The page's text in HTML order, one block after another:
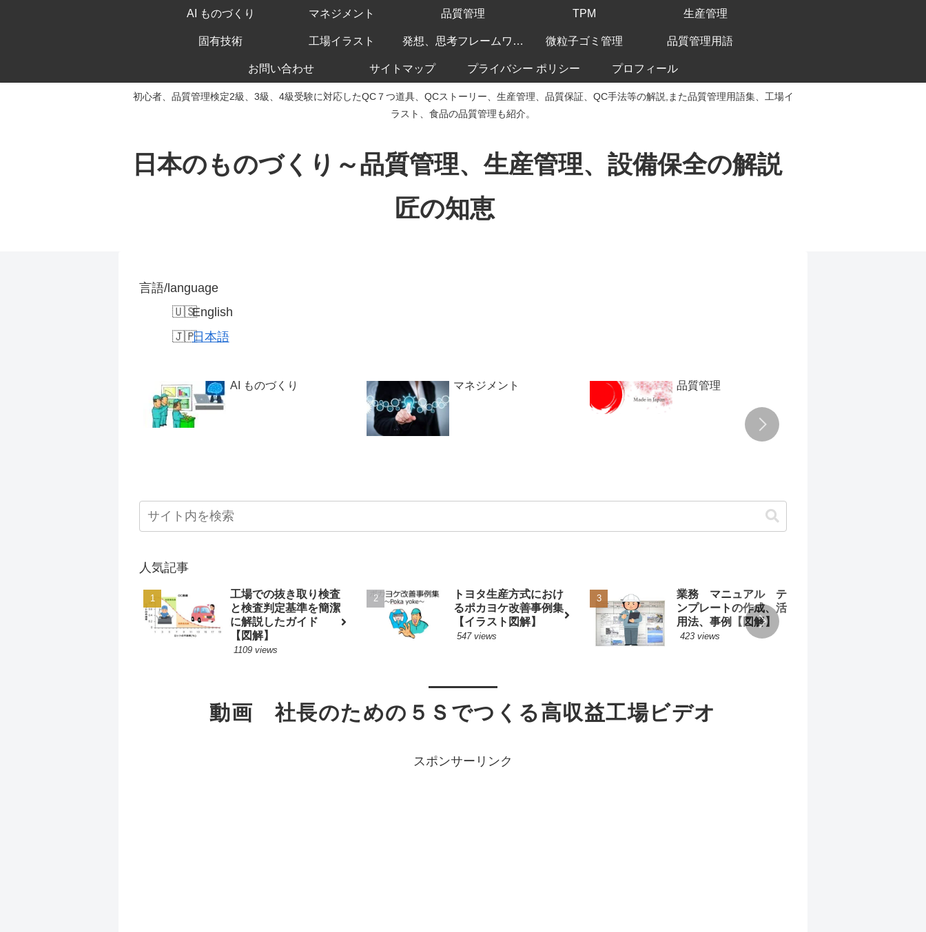
初心者、品質管理検定2級、3級、4級受験に対応したQC７つ道具、QCストーリー、生産管理、品質保証、QC手法等の解説,また品質管理用語集、工場イ
ラスト、食品の品質管理も紹介。
日本のものづくり～品質管理、生産管理、設備保全の解説
匠の知恵
AI ものづくり マネジメント 品質管理 TPM 生産管理
固有技術 工場イラスト 発想、思考フレームワーク 微粒子ゴミ管理 品質管理用語
お問い合わせ サイトマップ プライバシー ポリシー プロフィール
言語/language
English
日本語
AI ものづくり マネジメント 品質管理
人気記事
工場での抜き取り検査
と検査判定基準を簡潔
に解説したガイド
【図解】
1109 views
トヨタ生産方式におけ
るポカヨケ改善事例集
【イラスト図解】
547 views
業務 マニュアル テ
ンプレートの作成、活
用法、事例【図解】
423 views
動画 社長のための５Ｓでつくる高収益工場ビデオ
スポンサーリンク